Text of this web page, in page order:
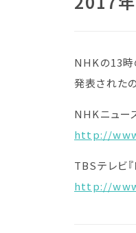
NHKの13時
発表された
NHKニュー
http://
TBSテレビ『
http://